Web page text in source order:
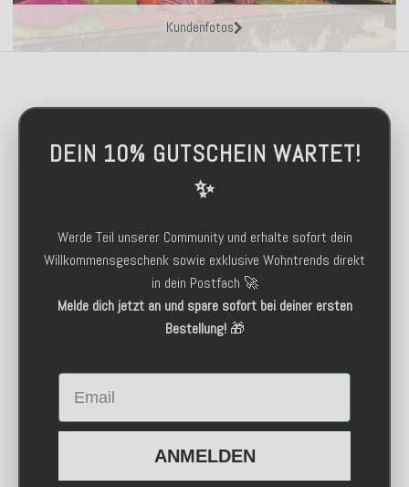
Kundenfotos
DEIN 10% GUTSCHEIN WARTET!
✨
Werde Teil unserer Community und erhalte sofort dein
Willkommensgeschenk sowie exklusive Wohntrends direkt
in dein Postfach 🚀
Melde dich jetzt an und spare sofort bei deiner ersten
Bestellung!🎁
Email
ANMELDEN